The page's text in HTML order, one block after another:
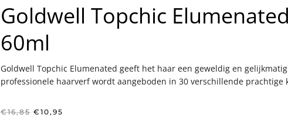
Goldwell Topchic
60ml
Goldwell Topchic Elumenated geeft het haar een geweldig en
professionele haarverf wordt aangeboden in 30 verschillende prachtige
€16,85 Oorspronkelijke
€ 10,95